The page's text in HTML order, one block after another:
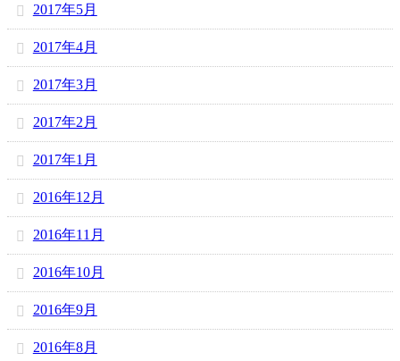
2017年5月
2017年4月
2017年3月
2017年2月
2017年1月
2016年12月
2016年11月
2016年10月
2016年9月
2016年8月